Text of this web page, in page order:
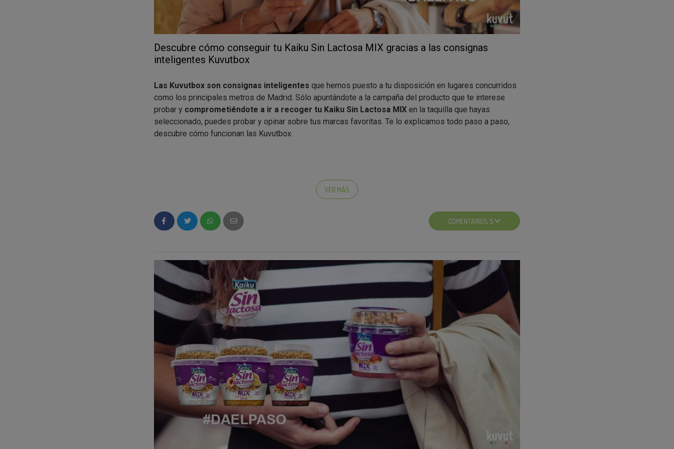
Descubre cómo conseguir tu Kaiku Sin Lactosa MIX gracias a las consignas
inteligentes Kuvutbox
Las Kuvutbox son consignas inteligentes que hemos puesto a tu disposición en lugares concurridos
como los principales metros de Madrid. Sólo apuntándote a la campaña del producto que te interese
probar y comprometiéndote a ir a recoger tu Kaiku Sin Lactosa MIX en la taquilla que hayas
seleccionado, puedes probar y opinar sobre tus marcas favoritas. Te lo explicamos todo paso a paso,
descubre cómo funcionan las Kuvutbox.
Siempre que seas mayor de edad, vivas o trabajes cerca de una de nuestras consignas y
ocasión, la marca puede querer la opinión de un tipo de público determinado (por su edad, gustos,
hábitos, porque tengas hijos o mascotas si es un producto para ellos, por ejemplo, o por la zona en que
¿Cuándo puedo ir a buscar mi producto a la consigna Kuvutbox escogida?
En la fase de inscripción te indicaremos la fechas de recogida y escogerás fecha. No obstante, por
temas logísticos, esta fecha puede variar. Por ello es muy importante que valides tu número de teléfono
móvil y que cuando descargues la app de Kuvut actives las notificaciones. Te avisaremos mediante
SMS, notificación y/o correo electrónico de cuándo puedes ir a recoger el producto.
Las acciones, ¿determinan que pueda retirar el producto o no?
Cuando te apuntas,tienes que cumplir una serie de requisitos(como seleccionar la consigan
Kuvutbox a la que irás a buscar el producto, validar tu teléfono o correo electrónico, invitar amigos,
efectuar un pago en concepto de gastos de gestión del proyecto, etc). Cuando hayas cumplido con los
requisitos,
ya serás participante en la campaña y podrás ir a retirar
tu producto en la fecha y el
VER MÁS
COMENTARIOS 5